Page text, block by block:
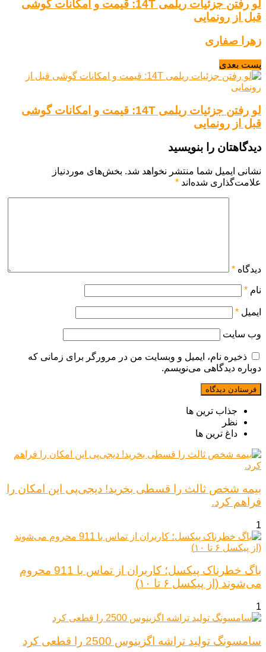
لو رفتن جزئیات ریلمی 14T: قیمت و امکانات گوشی
قبل از رونمایی
زهرا صفاری
پست بعدی
لو رفتن جزئیات ریلمی 14T: قیمت و امکانات گوشی
قبل از رونمایی
دیدگاهتان را بنویسید
نشانی ایمیل شما منتشر نخواهد شد. بخش‌های موردنیاز
علامت‌گذاری شده‌اند *
دیدگاه *
نام *
ایمیل *
وب‌ سایت
ذخیره نام، ایمیل و وبسایت من در مرورگر برای زمانی که
دوباره دیدگاهی می‌نویسم.
جذاب ترین ها
نظر
داغ ترین ها
بیمه شخص ثالث را قسطی بخرید! دیجی‌پی این امکان را
فراهم کرد.
1
باگ خطرناک پیکسل؛ کاربران از تماس با 911 محروم
می‌شوند (از پیکسل ۶ تا ۱۰)
1
سامسونگ تولید تراشه اگزینوس 2500 را قطعی کرد